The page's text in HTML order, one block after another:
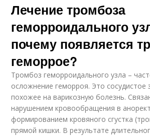
Лечение тромбоза
геморроидального
почему появляется
геморрое?
Тромбоз геморроидального узла –
осложнение геморроя. Это сосудистое
похожее на варикозную болезнь.
нарушением кровообращения в
формированием кровяного сгустка
прямой кишки. В результате